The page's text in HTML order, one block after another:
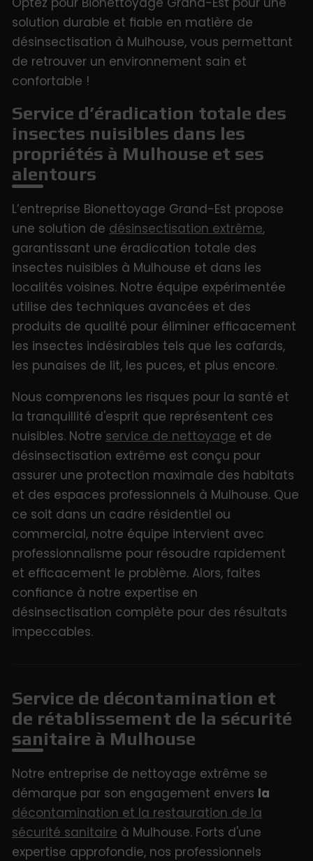
solution durable et fiable en matière de
désinsectisation à Mulhouse, vous permettant
de retrouver un environnement sain et
confortable !
Service d’éradication totale des
insectes nuisibles dans les
propriétés à Mulhouse et ses
alentours
L’entreprise Bionettoyage Grand-Est propose
une solution de désinsectisation extrême,
garantissant une éradication totale des
insectes nuisibles à Mulhouse et dans les
localités voisines. Notre équipe expérimentée
utilise des techniques avancées et des
produits de qualité pour éliminer efficacement
les insectes indésirables tels que les cafards,
les punaises de lit, les puces, et plus encore.
Nous comprenons les risques pour la santé et
la tranquillité d'esprit que représentent ces
nuisibles. Notre service de nettoyage et de
désinsectisation extrême est conçu pour
assurer une protection maximale des habitats
et des espaces professionnels à Mulhouse. Que
ce soit dans un cadre résidentiel ou
commercial, notre équipe intervient avec
professionnalisme pour résoudre rapidement
et efficacement le problème. Alors, faites
confiance à notre expertise en
désinsectisation complète pour des résultats
impeccables.
Service de décontamination et
de rétablissement de la sécurité
sanitaire à Mulhouse
Notre entreprise de nettoyage extrême se
démarque par son engagement envers la
décontamination et la restauration de la
sécurité sanitaire à Mulhouse. Forts d'une
expertise approfondie, nos professionnels